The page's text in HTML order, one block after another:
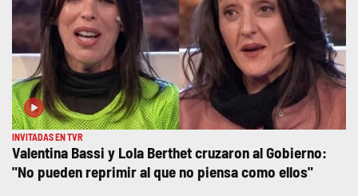
INVITADAS EN TVR
Valentina Bassi y Lola Berthet cruzaron al Gobierno:
"No pueden reprimir al que no piensa como ellos"